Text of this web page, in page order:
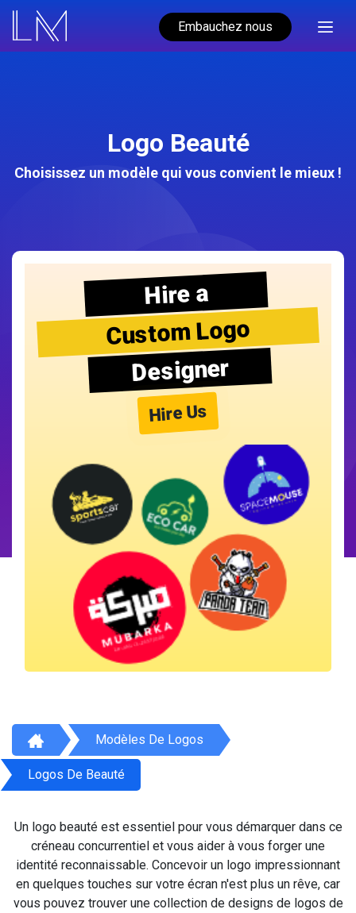
Embauchez nous
Logo Beauté
Choisissez un modèle qui vous convient le mieux !
Hire a
Custom Logo
Designer
Hire Us
Modèles De Logos
Logos De Beauté
Un logo beauté est essentiel pour vous démarquer dans ce
créneau concurrentiel et vous aider à vous forger une
identité reconnaissable. Concevoir un logo impressionnant
en quelques touches sur votre écran n'est plus un rêve, car
vous pouvez trouver une collection de designs de logos de